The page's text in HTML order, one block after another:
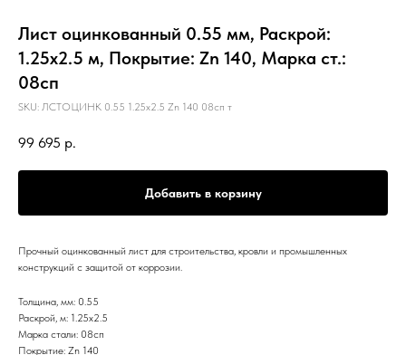
Лист оцинкованный 0.55 мм, Раскрой:
1.25х2.5 м, Покрытие: Zn 140, Марка ст.:
08сп
SKU: ЛСТОЦИНК 0.55 1.25х2.5 Zn 140 08сп т
99 695 р.
Добавить в корзину
Прочный оцинкованный лист для строительства, кровли и промышленных
конструкций с защитой от коррозии.
Толщина, мм: 0.55
Раскрой, м: 1.25х2.5
Марка стали: 08сп
Покрытие: Zn 140